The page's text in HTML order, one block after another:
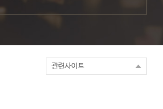
관련사이트